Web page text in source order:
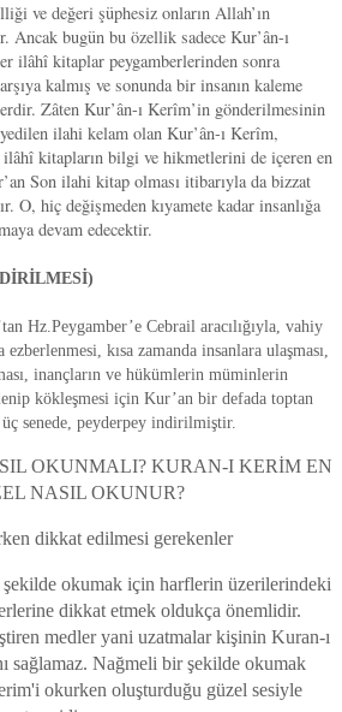
ve değeri şüphesiz onların Allah’ın
Ancak bugün bu özellik sadece Kur’ân-ı
ilâhî kitaplar peygamberlerinden sonra
kalmış ve sonunda bir insanın kaleme
Zâten Kur’ân-ı Kerîm’in gönderilmesinin
ilahi kelam olan Kur’ân-ı Kerîm,
kitapların bilgi ve hikmetlerini de içeren en
Son ilahi kitap olması itibarıyla da bizzat
O, hiç değişmeden kıyamete kadar insanlığa
devam edecektir.
Hz.Peygamber’e Cebrail aracılığıyla, vahiy
kısa zamanda insanlara ulaşması,
inançların ve hükümlerin müminlerin
kökleşmesi için Kur’an bir defada toptan
senede, peyderpey indirilmiştir.
OKUNMALI? KURAN-I KERİM EN
NASIL OKUNUR?
dikkat edilmesi gerekenler
okumak için harflerin üzerilerindeki
dikkat etmek oldukça önemlidir.
medler yani uzatmalar kişinin Kuran-ı
sağlamaz. Nağmeli bir şekilde okumak
okurken oluşturduğu güzel sesiyle